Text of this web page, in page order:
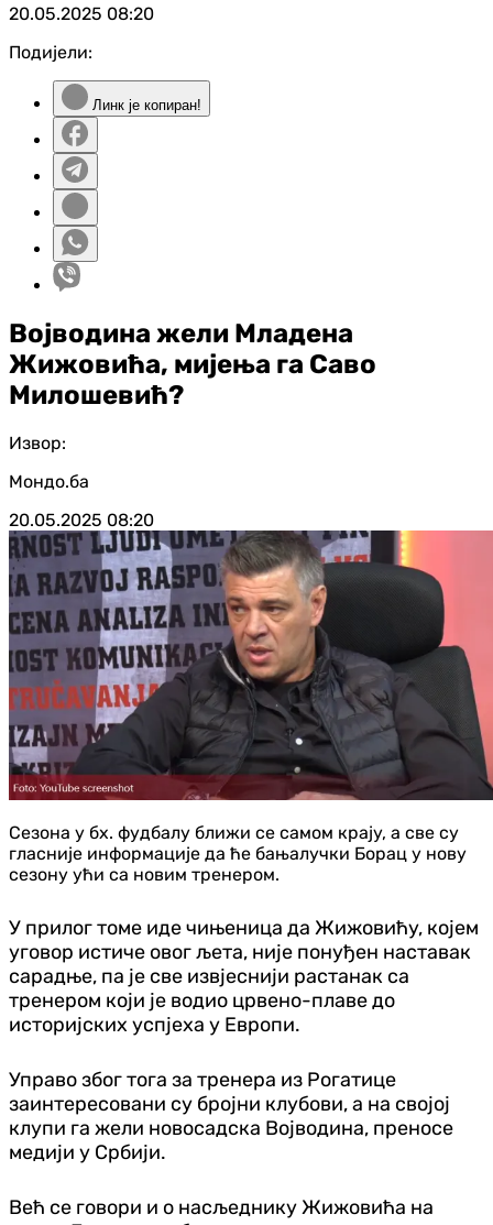
20.05.2025 08:20
Подијели:
Линк је копиран!
Војводина жели Младена
Жижовића, мијења га Саво
Милошевић?
Извор:
Мондо.ба
20.05.2025 08:20
Сезона у бх. фудбалу ближи се самом крају, а све су
гласније информације да ће бањалучки Борац у нову
сезону ући са новим тренером.
У прилог томе иде чињеница да Жижовићу, којем
уговор истиче овог љета, није понуђен наставак
сарадње, па је све извјеснији растанак са
тренером који је водио црвено-плаве до
историјских успјеха у Европи.
Управо због тога за тренера из Рогатице
заинтересовани су бројни клубови, а на својој
клупи га жели новосадска Војводина, преносе
медији у Србији.
Већ се говори и о насљеднику Жижовића на